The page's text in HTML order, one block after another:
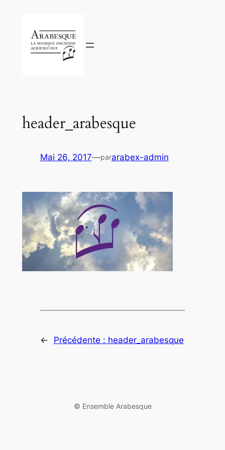
contenu
header_arabesque
Mai 26, 2017—pararabex-admin
← Précédente : header_arabesque
©️ Ensemble Arabesque